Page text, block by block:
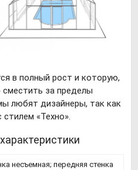
в полный рост и которую,
за пределы
любят дизайнеры, так как
стилем «Техно».
несъемная; передняя стенка